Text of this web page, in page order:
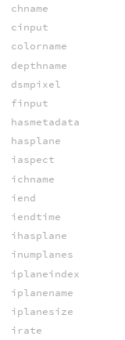
chname
cinput
colorname
depthname
dsmpixel
finput
hasmetadata
hasplane
iaspect
ichname
iend
iendtime
ihasplane
inumplanes
iplaneindex
iplanename
iplanesize
irate